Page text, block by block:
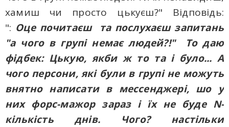
хамиш чи просто цькуєш?" Відповідь:
": Оце почитаєш та послухаєш запитань
"а чого в групі немає людей?!" То даю
фідбек: Цькую, якби ж то та і було... А
чого персони, які були в групі не можуть
внятно написати в мессенджері, шо у
них форс-мажор зараз і їх не буде N-
кількість днів. Чого? настільки